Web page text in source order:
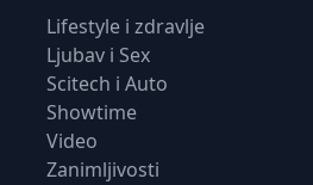
Lifestyle i zdravlje
Ljubav i Sex
Scitech i Auto
Showtime
Video
Zanimljivosti